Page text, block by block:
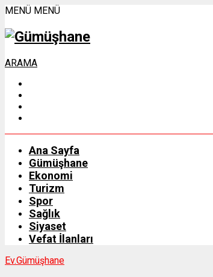
MENÜ MENÜ
ARAMA
Ana Sayfa
Gümüşhane
Ekonomi
Turizm
Spor
Sağlık
Siyaset
Vefat İlanları
Ev.Gümüşhane